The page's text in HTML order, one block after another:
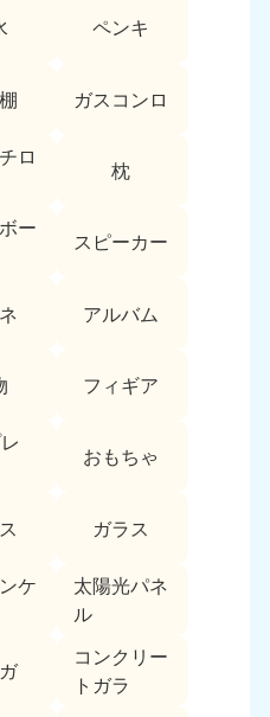
ペンキ
ガスコンロ
ロ
枕
ー
スピーカー
アルバム
フィギア
おもちゃ
ガラス
ケ
太陽光パネ
ル
コンクリー
トガラ
山梨県
畿
9:00〜19:00 年中無休
三重県
050-1881-5254
9:00〜19:00 年中無休